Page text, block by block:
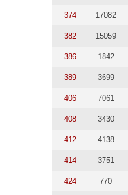
374 17082
382 15059
386 1842
389 3699
406 7061
408 3430
412 4138
414 3751
424 770